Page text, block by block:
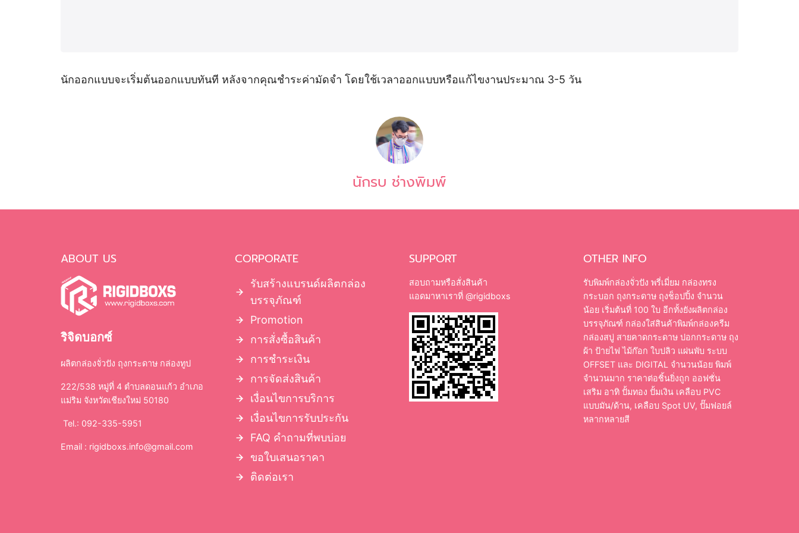
นักออกแบบจะเริ่มต้นออกแบบทันที หลังจากคุณชำระค่ามัดจำ โดยใช้เวลาออกแบบหรือแก้ไขงานประมาณ 3-5 วัน
นักรบ ช่างพิมพ์
ABOUT US
ริจิดบอกซ์
ผลิตกล่องจั่วปัง ถุงกระดาษ กล่องทูป
222/538 หมู่ที่ 4 ตำบลดอนแก้ว อำเภอ
แม่ริม จังหวัดเชียงใหม่ 50180
Tel.: 092-335-5951
Email : rigidboxs.info@gmail.com
CORPORATE
รับสร้างแบรนด์ผลิตกล่อง
บรรจุภัณฑ์
Promotion
การสั่งซื้อสินค้า
การชำระเงิน
การจัดส่งสินค้า
เงื่อนไขการบริการ
เงื่อนไขการรับประกัน
FAQ คำถามที่พบบ่อย
ขอใบเสนอราคา
ติดต่อเรา
SUPPORT
สอบถามหรือสั่งสินค้า
แอดมาหาเราที่ @rigidboxs
OTHER INFO
รับพิมพ์กล่องจั่วปัง พรี่เมี่ยม กล่องทรง
กระบอก ถุงกระดาษ ถุงช็อปปิ้ง จำนวน
น้อย เริ่มต้นที่ 100 ใบ อีกทั้งยังผลิตกล่อง
บรรจุภัณฑ์ กล่องใส่สินค้าพิมพ์กล่องครีม
กล่องสบู่ สายคาดกระดาษ ปอกกระดาษ ถุง
ผ้า ป้ายไฟ ไม้ก๊อก ใบปลิว แผ่นพับ ระบบ
OFFSET และ DIGITAL จำนวนน้อย พิมพ์
จำนวนมาก ราคาต่อชิ้นยิ่งถูก ออฟชั่น
เสริม อาทิ ปั้มทอง ปั้มเงิน เคลือบ PVC
แบบมัน/ด้าน, เคลือบ Spot UV, ปั๊มฟอยล์
หลากหลายสี